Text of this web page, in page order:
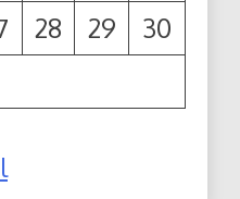
28 29
30